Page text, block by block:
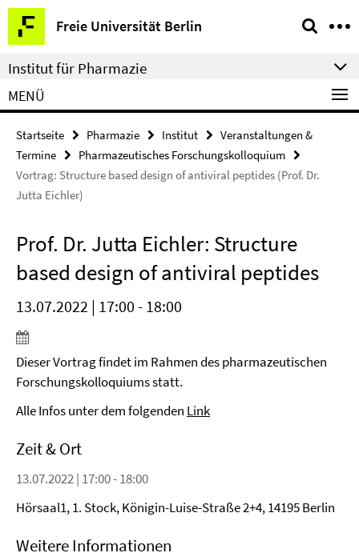
Springe
direkt
zu
Inhalt
Freie Universität Berlin
Service-
Navigation
Institut für Pharmazie
MENÜ
Startseite Pharmazie Institut
Veranstaltungen &
Termine
Pharmazeutisches Forschungskolloquium
Vortrag: Structure based design of antiviral peptides (Prof. Dr.
Jutta Eichler)
Prof. Dr. Jutta Eichler: Structure
based design of antiviral peptides
13.07.2022 | 17:00 - 18:00
Dieser Vortrag findet im Rahmen des pharmazeutischen
Forschungskolloquiums statt.
Alle Infos unter dem folgenden Link
Zeit & Ort
13.07.2022 | 17:00 - 18:00
Hörsaal1, 1. Stock, Königin-Luise-Straße 2+4, 14195 Berlin
Weitere Informationen